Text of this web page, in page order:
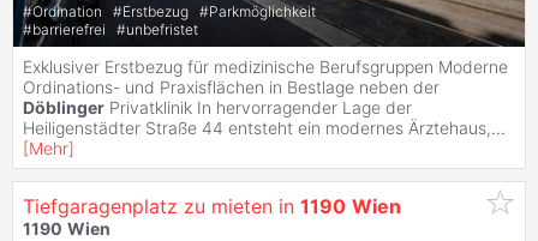
#Ordination #Erstbezug #Parkmöglichkeit
#barrierefrei #unbefristet
Exklusiver Erstbezug für medizinische Berufsgruppen Moderne
Ordinations- und Praxisflächen in Bestlage neben der
Döblinger Privatklinik In hervorragender Lage der
Heiligenstädter Straße 44 entsteht ein modernes Ärztehaus,...
[Mehr]
Tiefgaragenplatz zu mieten in 1190 Wien
1190 Wien